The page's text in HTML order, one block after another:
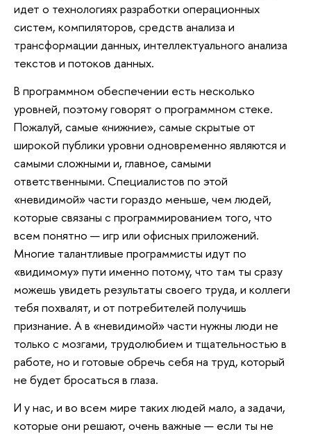
идет о технологиях разработки операционных
систем, компиляторов, средств анализа и
трансформации данных, интеллектуального анализа
текстов и потоков данных.
В программном обеспечении есть несколько
уровней, поэтому говорят о программном стеке.
Пожалуй, самые «нижние», самые скрытые от
широкой публики уровни одновременно являются и
самыми сложными и, главное, самыми
ответственными. Специалистов по этой
«невидимой» части гораздо меньше, чем людей,
которые связаны с программированием того, что
всем понятно — игр или офисных приложений.
Многие талантливые программисты идут по
«видимому» пути именно потому, что там ты сразу
можешь увидеть результаты своего труда, и коллеги
тебя похвалят, и от потребителей получишь
признание. А в «невидимой» части нужны люди не
только с мозгами, трудолюбием и тщательностью в
работе, но и готовые обречь себя на труд, который
не будет бросаться в глаза.
И у нас, и во всем мире таких людей мало, а задачи,
которые они решают, очень важные — если ты не